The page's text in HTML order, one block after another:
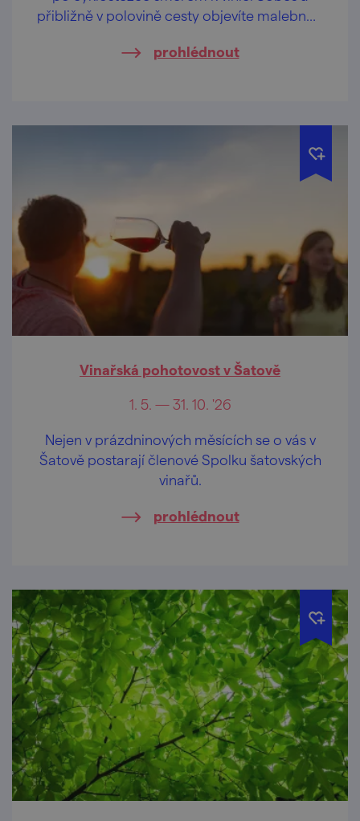
přibližně v polovině cesty objevíte malebnou
prohlédnout
Vinařská pohotovost v Šatově
1. 5. — 31. 10. '26
Nejen v prázdninových měsících se o vás v
Šatově postarají členové Spolku šatovských
vinařů.
prohlédnout